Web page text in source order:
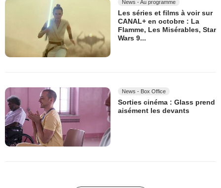
News - Au programme
Les séries et films à voir sur
CANAL+ en octobre : La
Flamme, Les Misérables, Star
Wars 9...
News - Box Office
Sorties cinéma : Glass prend
aisément les devants